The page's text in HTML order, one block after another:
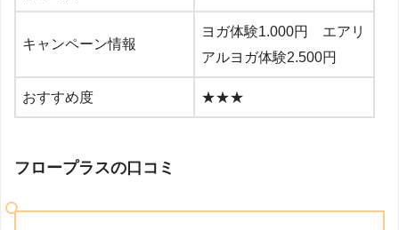
キャンペーン情報
ヨガ体験1.000円 エアリ
アルヨガ体験2.500円
おすすめ度 ★★★
フロープラスの口コミ